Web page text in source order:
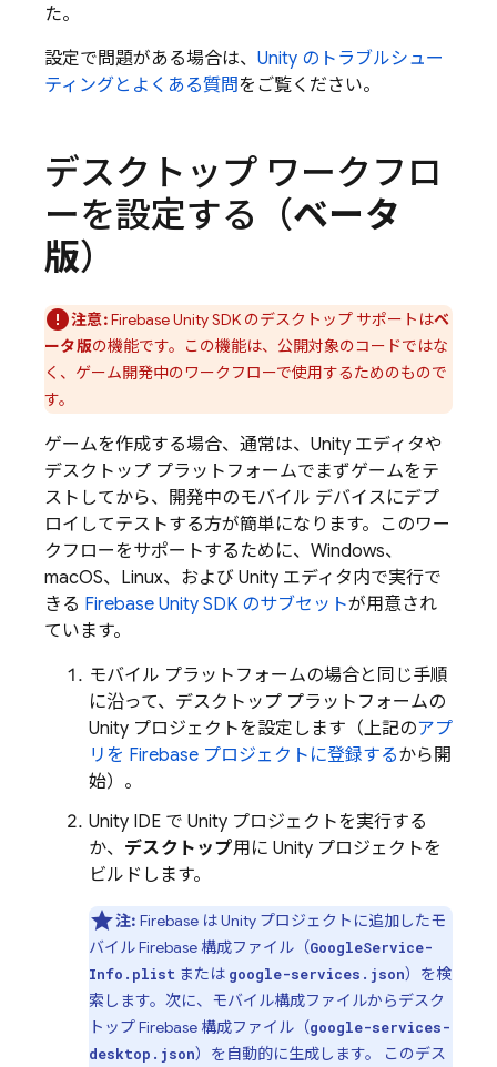
た。
設定で問題がある場合は、 Unity のトラブルシュー
ティングとよくある質問をご覧ください。
デスクトップ ワークフロ
ーを設定する（ベータ
版）
注意:FirebaseUnitySDK のデスクトップ サポートはベ
ータ版の機能です。この機能は、公開対象のコードではな
く、ゲーム開発中のワークフローで使用するためのもので
す。
ゲームを作成する場合、通常は、Unity エディタや
デスクトップ プラットフォームでまずゲームをテ
ストしてから、開発中のモバイル デバイスにデプ
ロイしてテストする方が簡単になります。このワー
クフローをサポートするために、Windows、
macOS、Linux、および Unity エディタ内で実行で
きる Firebase Unity SDK のサブセットが用意され
ています。
モバイル プラットフォームの場合と同じ手順
に沿って、デスクトップ プラットフォームの
Unity プロジェクトを設定します（上記のアプ
リを Firebase プロジェクトに登録するから開
始）。
Unity IDE で Unity プロジェクトを実行する
か、 デスクトップ用に Unity プロジェクトを
ビルドします。
注: Firebase は Unity プロジェクトに追加したモ
バイル Firebase 構成ファイル （GoogleService-
Info.plist または google-services.json）を検
索します。次に、モバイル構成ファイルからデスク
トップFirebase 構成ファイル（google-services-
desktop.json）を自動的に生成します。 このデス